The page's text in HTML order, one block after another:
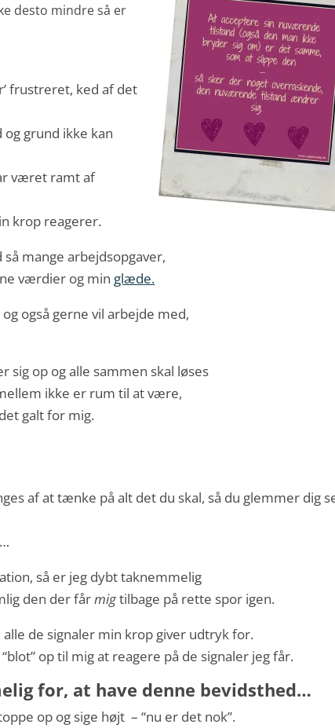
desto mindre så er
frustreret, ked af det
grund ikke kan
været ramt af
krop reagerer.
mange arbejdsopgaver,
værdier og min glæde.
også gerne vil arbejde med,
sig op og alle sammen skal løses
ikke er rum til at være,
galt for mig.
af at tænke på alt det du skal, så du glemmer dig
så er jeg dybt taknemmelig
den der fårmigtilbage på rette spor igen.
de signaler min krop giver udtryk for.
op til mig at reagere på de signaler jeg får.
for, at have denne bevidsthed…
op og sige højt – “nu er det nok”.